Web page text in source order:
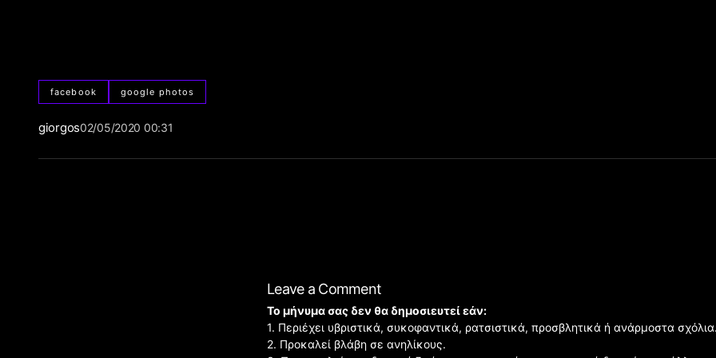
facebook google photos
giorgos02/05/2020 00:31
Leave a Comment
Το μήνυμα σας δεν θα δημοσιευτεί εάν:
1. Περιέχει υβριστικά, συκοφαντικά, ρατσιστικά, προσβλητικά ή ανάρμοστα σχόλια.
2. Προκαλεί βλάβη σε ανηλίκους.